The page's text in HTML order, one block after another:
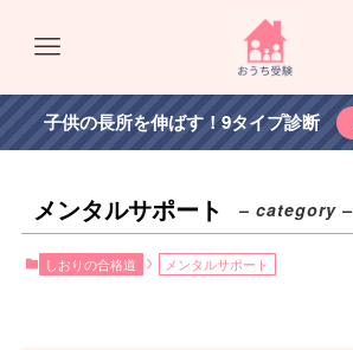
子供の長所を伸ばす！9タイプ診断
メンタルサポート – category –
しおりの合格道 メンタルサポート